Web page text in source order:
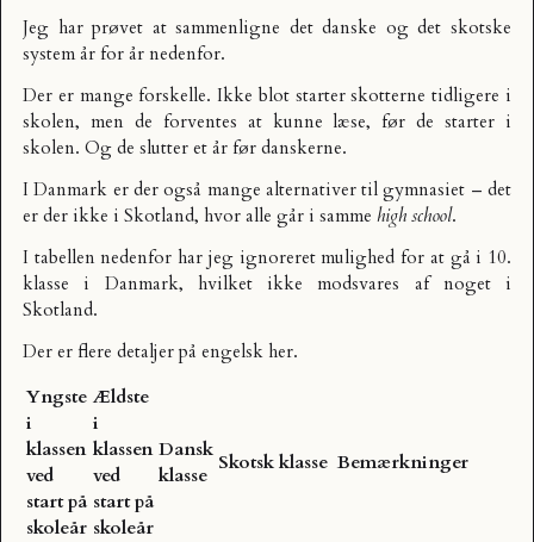
Jeg har prøvet at sammenligne det danske og det skotske
system år for år nedenfor.
Der er mange forskelle. Ikke blot starter skotterne tidligere i
skolen, men de forventes at kunne læse, før de starter i
skolen. Og de slutter et år før danskerne.
I Danmark er der også mange alternativer til gymnasiet – det
er der ikke i Skotland, hvor alle går i samme high school.
I tabellen nedenfor har jeg ignoreret mulighed for at gå i 10.
klasse i Danmark, hvilket ikke modsvares af noget i
Skotland.
Der er flere detaljer på engelsk her.
Yngste
i
klassen
ved
start på
skoleår
Ældste
i
klassen
ved
start på
skoleår
Dansk
klasse
Skotsk klasse Bemærkninger